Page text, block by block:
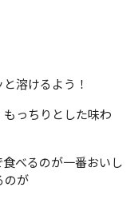
溶けるよう！
っちりとした味わ
べるのが一番おいし
のが